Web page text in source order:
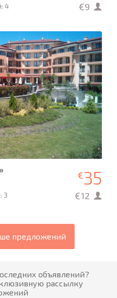
4
€9
3
€35
€12
предложений
объявлений?
рассылку